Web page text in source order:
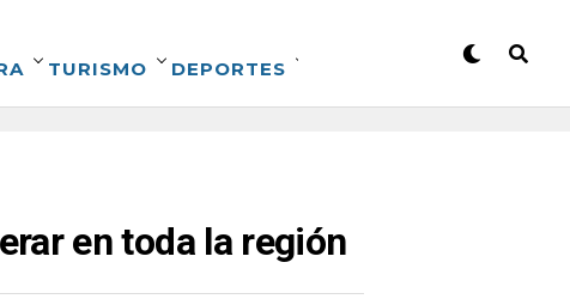
TURISMO DEPORTES
en toda la región